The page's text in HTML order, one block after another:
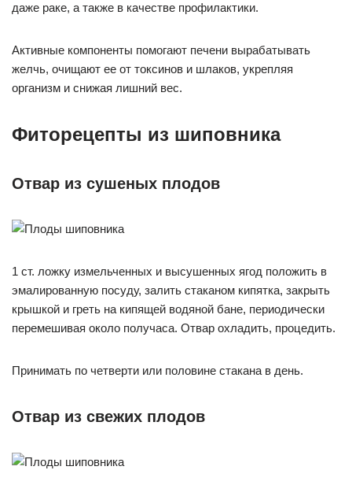
даже раке, а также в качестве профилактики.
Активные компоненты помогают печени вырабатывать
желчь, очищают ее от токсинов и шлаков, укрепляя
организм и снижая лишний вес.
Фиторецепты из шиповника
Отвар из сушеных плодов
1 ст. ложку измельченных и высушенных ягод положить в
эмалированную посуду, залить стаканом кипятка, закрыть
крышкой и греть на кипящей водяной бане, периодически
перемешивая около получаса. Отвар охладить, процедить.
Принимать по четверти или половине стакана в день.
Отвар из свежих плодов